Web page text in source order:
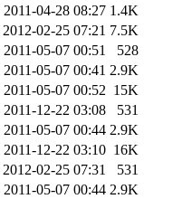
2011-04-28 08:27 1.4K
2012-02-25 07:21 7.5K
2011-05-07 00:51
528
2011-05-07 00:41 2.9K
2011-05-07 00:52 15K
2011-12-22 03:08
531
2011-05-07 00:44 2.9K
2011-12-22 03:10 16K
2012-02-25 07:31
531
2011-05-07 00:44 2.9K